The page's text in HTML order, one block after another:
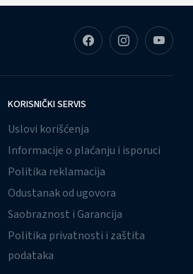
KORISNIČKI SERVIS
Uslovi korišćenja
Informacije o plaćanju i isporuci
Politika reklamacija
Odustanak od ugovora
Saobraznost i Garancija
Politika privatnosti i zaštita
podataka